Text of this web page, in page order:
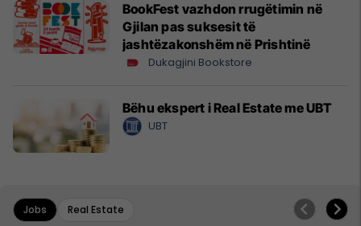
BookFest vazhdon rrugëtimin në
Gjilan pas suksesit të
jashtëzakonshëm në Prishtinë
Dukagjini Bookstore
Bëhu ekspert i Real Estate me UBT
UBT
Jobs Real Estate